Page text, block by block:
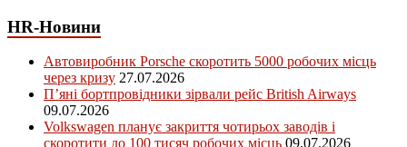
HR-Новини
Автовиробник Porsche скоротить 5000 робочих місць
через кризу 27.07.2026
П’яні бортпровідники зірвали рейс British Airways
09.07.2026
Volkswagen планує закриття чотирьох заводів і
скоротити до 100 тисяч робочих місць 09.07.2026